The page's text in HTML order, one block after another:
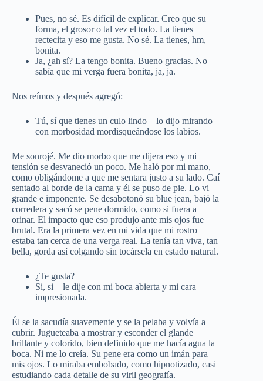
Pues, no sé. Es difícil de explicar. Creo que su
forma, el grosor o tal vez el todo. La tienes
rectecita y eso me gusta. No sé. La tienes, hm,
bonita.
Ja, ¿ah sí? La tengo bonita. Bueno gracias. No
sabía que mi verga fuera bonita, ja, ja.
Nos reímos y después agregó:
Tú, sí que tienes un culo lindo – lo dijo mirando
con morbosidad mordisqueándose los labios.
Me sonrojé. Me dio morbo que me dijera eso y mi
tensión se desvaneció un poco. Me haló por mi mano,
como obligándome a que me sentara justo a su lado. Caí
sentado al borde de la cama y él se puso de pie. Lo vi
grande e imponente. Se desabotonó su blue jean, bajó la
corredera y sacó se pene dormido, como si fuera a
orinar. El impacto que eso produjo ante mis ojos fue
brutal. Era la primera vez en mi vida que mi rostro
estaba tan cerca de una verga real. La tenía tan viva, tan
bella, gorda así colgando sin tocársela en estado natural.
¿Te gusta?
Si, si – le dije con mi boca abierta y mi cara
impresionada.
Él se la sacudía suavemente y se la pelaba y volvía a
cubrir. Jugueteaba a mostrar y esconder el glande
brillante y colorido, bien definido que me hacía agua la
boca. Ni me lo creía. Su pene era como un imán para
mis ojos. Lo miraba embobado, como hipnotizado, casi
estudiando cada detalle de su viril geografía.